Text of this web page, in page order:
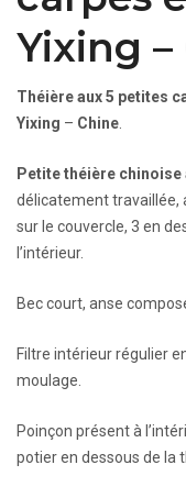
Yixing –
Théière aux 5 petites
Yixing – Chine
Petite théière chinoise
délicatement travaillée,
sur le couvercle, 3 en
l’intérieur.
Bec court, anse
Filtre intérieur régulier
moulage.
Poinçon présent à
potier en dessous de la